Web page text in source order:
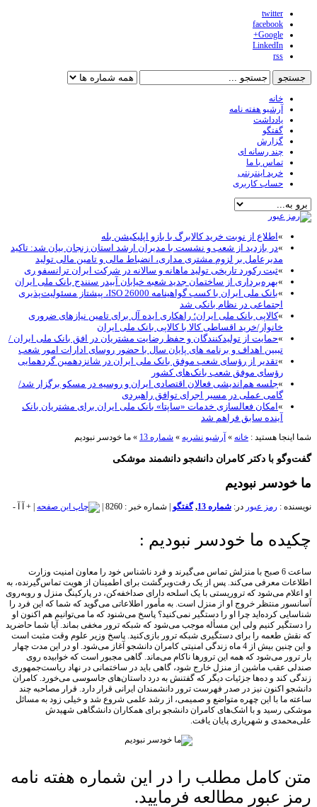
twitter
facebook
Google+
LinkedIn
آرشیو هفته نامه
یادداشت
گفتگو
گزارش
چند رسانه ای
تماس با ما
خرید اینترنتی
حساب کاربری
اطلاع از نوبت خرید کالابرگ با بازو اپلیکیشن بله
در بازدید از شعب و نشست با مدیران ارشد استان زنجان بیان شد: تاکید
مدیرعامل بر لزوم مشتری مداری، انضباط مالی و تامین مالی تولید
ثبت رکورد تاریخی تولید ماهانه و سالانه در شرکت ایران ترانسفو ری
بهره‌برداری از ساختمان جدید شعبه خیابان آبیدر سنندج بانک ملی ایران
بانک ملی ایران با کسب گواهینامه ISO 26000، پیشتاز مسئولیت‌پذیری
اجتماعی در نظام بانکی شد
کالاپی بانک ملی ایران؛ راهکاری ایده آل برای تامین نیازهای ضروری
خانوار/خرید اقساطی کالا با کالاپی بانک ملی ایران
حمایت از تولیدکنندگان و حفظ رضایت مشتریان در افق بانک ملی ایران /
تببین اهداف و برنامه های پایان سال با حضور روسای ادارات امور شعب
تقدیر از رؤسای شعب موفق بانک ملی ایران در شانزدهمین گردهمایی
رؤسای موفق شعب بانک‌های کشور
جلسه هم‌اندیشی فعالان اقتصادی ایران و روسیه در مسکو برگزار شد/
گامی عملی در مسیر اجرای توافق راهبردی
امکان فعالسازی خدمات «ساپتا» بانک ملی ایران برای مشتریان بانک
آینده سابق فراهم شد
هستید :خانه » آرشیو نشریه » شماره 13 » ما خودسر نبودیم
با دکتر کامران دانشجو دانشمند موشکی
نبودیم
:رمز عبور در:شماره 13 ,گفتگو | شماره خبر : 8260 |
+ آ آ -
ما خودسر نبودیم :
ساعت 6 صبح با منزلش تماس می‌گیرند و فرد ناشناس خود را معاون امنیت وزارت
معرفی می‌کند. پس از یک رفت‌وبرگشت برای اطمینان از هویت تماس‌گیرنده، به
می‌شود که تروریستی با یک اسلحه دارای صداخفه‌کن، در پارکینگ منزل و روبه‌روی
منتظر خروج او از منزل است. به مأمور اطلاعاتی می‌گوید که شما که این فرد را
کرده‌اید چرا او را دستگیر نمی‌کنید؟ پاسخ می‌شنود که ما می‌توانیم هم اکنون او
کنیم ولی این مسأله موجب می‌شود که شبکه ترور مخفی بماند. آیا شما حاضرید
طعمه را برای دستگیری شبکه ترور بازی‌کنید. پاسخ وزیر علوم وقت مثبت است
و این چنین بیش از 4 ماه زندگی امنیتی کامران دانشجو آغاز می‌شود. او در این مدت چهار
می‌شود که همه این ترورها ناکام می‌ماند. گاهی مجبور است که خوابیده روی
عقب ماشین از منزل خارج شود، گاهی باید در ساختمانی در نهاد ریاست‌جمهوری
کند و ده‌ها جزئیات دیگر که گفتنش به درد داستان‌های جاسوسی می‌خورد. کامران
اکنون نیز در صدر فهرست ترور دانشمندان ایرانی قرار دارد. قرار مصاحبه چند
ما با این چهره متواضع و صمیمی، از رشد علمی شروع شد و خیلی زود به مسائل
رسید و با اشک‌های کامران دانشجو برای همکاران دانشگاهی شهیدش
و شهریاری پایان یافت.
کامل مطلب را در این شماره هفته نامه
عبور مطالعه فرمایید.